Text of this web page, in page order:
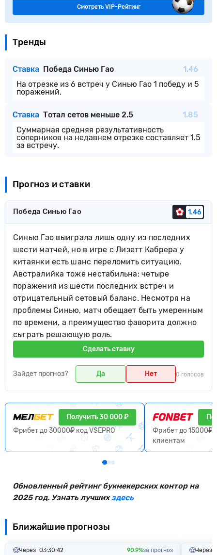
Смотреть VIP-Рейтинг
Тренды
Ставка Победа Синью Гао
1.46
На отрезке из 6 встреч у Синью Гао 1 победу и 5
поражений.
Ставка Тотал сетов меньше 2.5
1.85
Суммарная средняя результативность
соперников на недавнем отрезке составляет 1.5
за встречу.
Прогноз и ставки
Победа Синью Гао 1.46
Синью Гао выиграла лишь одну из последних
шести матчей, но в игре с Лизетт Кабрера у
китаянки есть шанс переломить ситуацию.
Австралийка тоже нестабильна: четыре
поражения из шести последних встреч и
отрицательный сетовый баланс. Несмотря на
проблемы Синью, матч обещает быть умеренным
по времени, а преимущество фаворита должно
сыграть решающую роль.
Сделать ставку
Зайдет прогноз? Да Нет 0 голосов
Получить 30 000 ₽
Фрибет до 30000₽ код VSEPRO
Фрибет до 15000₽
клиентам
Обновленный рейтинг букмекерских контор на
2025 год. Узнать лучшихздесь
Ближайшие прогнозы
Через 03:30:41 90.9%за прогноз Через